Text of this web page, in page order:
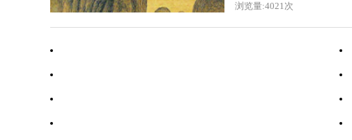
浏览量:4021次
·
·
·